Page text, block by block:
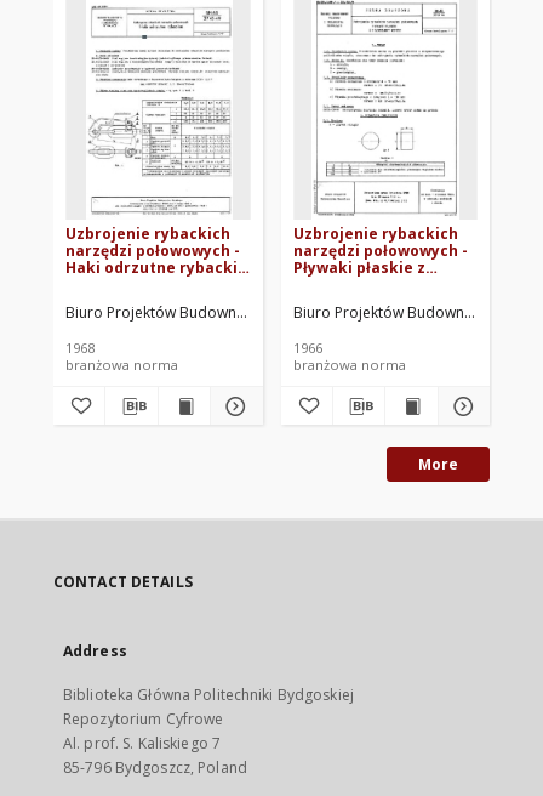
Uzbrojenie rybackich
narzędzi połowowych -
Haki odrzutne rybackie
Biuro Projektów Budownictwa Morskiego. Oprac.
1968
branżowa norma
Uzbrojenie rybackich
narzędzi połowowych -
Pływaki płaskie z
62/3743-04
Biuro Projektów Budownictwa
1966
branżowa norma
More
CONTACT DETAILS
Address
Biblioteka Główna Politechniki Bydgoskiej
Repozytorium Cyfrowe
Al. prof. S. Kaliskiego 7
85-796 Bydgoszcz, Poland